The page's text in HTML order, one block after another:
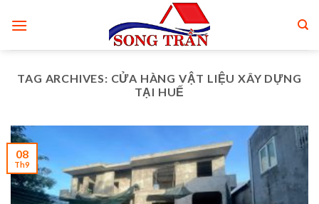
TAG ARCHIVES: CỬA HÀNG VẬT LIỆU XÂY DỰNG
TẠI HUẾ
08
Th9